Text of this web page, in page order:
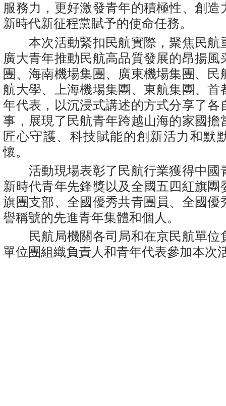
服務力，更好激發青年的積極性、創造
新時代新征程黨賦予的使命任務。
本次活動緊扣民航實際，聚焦民航
廣大青年推動民航高品質發展的昂揚風
團、海南機場集團、廣東機場集團、民
航大學、上海機場集團、東航集團、首
年代表，以沉浸式講述的方式分享了各
事，展現了民航青年跨越山海的家國擔
匠心守護、科技賦能的創新活力和默
懷。
活動現場表彰了民航行業獲得中國
新時代青年先鋒獎以及全國五四紅旗團
旗團支部、全國優秀共青團員、全國優
譽稱號的先進青年集體和個人。
民航局機關各司局和在京民航單位
單位團組織負責人和青年代表參加本次